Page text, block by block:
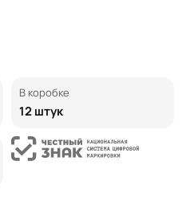
В коробке
12 штук